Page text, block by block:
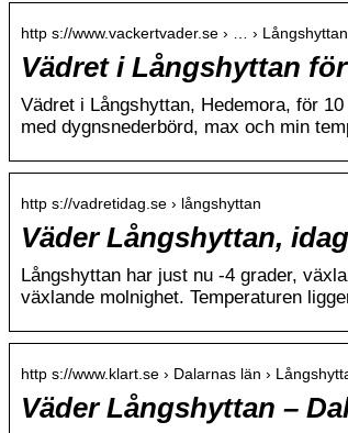
http s://www.vackertvader.se › … › Långshyttan
Vädret i Långshyttan
Vädret i Långshyttan, Hedemora, för
med dygnsnederbörd, max och min
http s://vadretidag.se › långshyttan
Väder Långshyttan,
Långshyttan har just nu -4 grader,
växlande molnighet. Temperaturen
http s://www.klart.se › Dalarnas län ›
Väder Långshyttan –